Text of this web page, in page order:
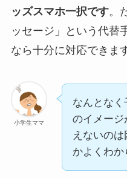
ッズスマホ一択です。
ッセージ」という代替
なら十分に対応できま
小学生ママ
なんとな
のイメージ
えないの
かよくわか